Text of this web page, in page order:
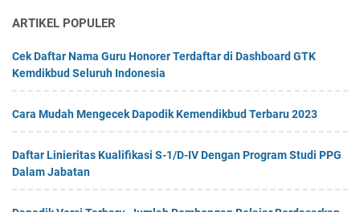
ARTIKEL POPULER
Cek Daftar Nama Guru Honorer Terdaftar di Dashboard GTK
Kemdikbud Seluruh Indonesia
Cara Mudah Mengecek Dapodik Kemendikbud Terbaru 2023
Daftar Linieritas Kualifikasi S-1/D-IV Dengan Program Studi PPG
Dalam Jabatan